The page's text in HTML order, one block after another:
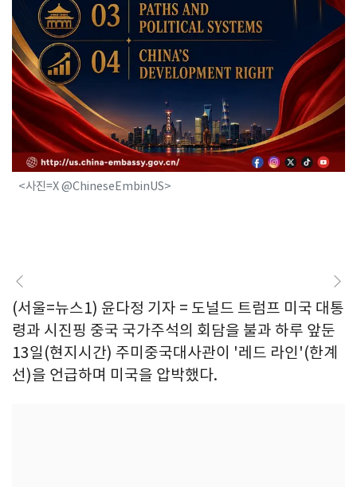
<사진=X @ChineseEmbinUS>
(서울=뉴스1) 윤다정 기자 = 도널드 트럼프 미국 대통
령과 시진핑 중국 국가주석의 회담을 불과 하루 앞둔
13일(현지시간) 주미중국대사관이 '레드 라인'(한계
선)을 언급하며 미국을 압박했다.